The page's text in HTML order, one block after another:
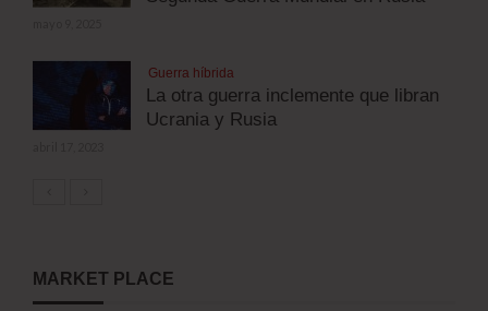
Guerra híbrida
La otra guerra inclemente que libran
Ucrania y Rusia
MARKET PLACE